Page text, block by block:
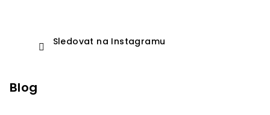
Sledovat na Instagramu
Blog